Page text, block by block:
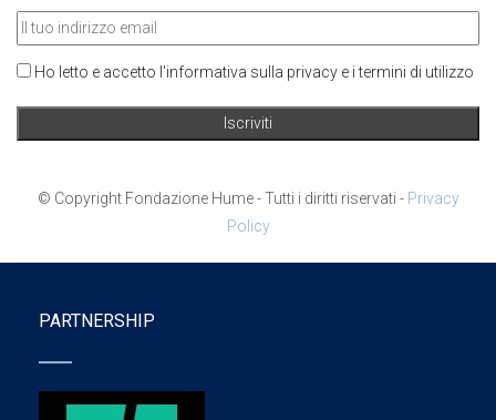
Ho letto e accetto l'informativa sulla privacy e i termini di utilizzo
© Copyright Fondazione Hume - Tutti i diritti riservati - Privacy
Policy
PARTNERSHIP